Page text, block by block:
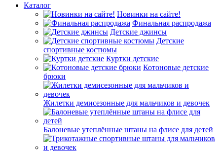
Каталог
Новинки на сайте!
Финальная распродажа
Детские джинсы
Детские
спортивные костюмы
Куртки детские
Котоновые детские
брюки
Жилетки демисезонные для мальчиков и девочек
Балоневые утеплённые штаны на флисе для детей